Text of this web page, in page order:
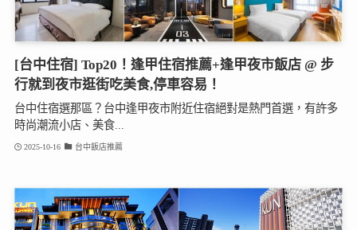
[台中住宿] Top20！逢甲住宿推薦+逢甲夜市飯店 @ 步
行就到夜市逛街吃美食,停車容易！
台中住宿選那區？台中逢甲夜市附近住宿絕對是熱門首選，有許多
時尚潮流小店、美食...
2025-10-16 台中飯店推薦